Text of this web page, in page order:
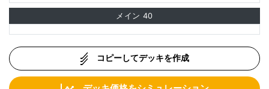
メイン 40
コピーしてデッキを作成